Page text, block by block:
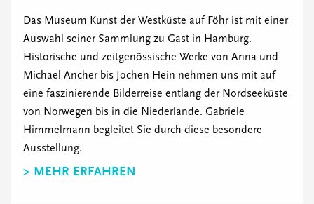
Das Museum Kunst der Westküste auf Föhr ist mit einer
Auswahl seiner Sammlung zu Gast in Hamburg.
Historische und zeitgenössische Werke von Anna und
Michael Ancher bis Jochen Hein nehmen uns mit auf
eine faszinierende Bilderreise entlang der Nordseeküste
von Norwegen bis in die Niederlande. Gabriele
Himmelmann begleitet Sie durch diese besondere
Ausstellung.
> MEHR ERFAHREN